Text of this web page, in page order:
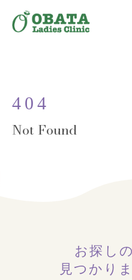
404
お探し
見つかり